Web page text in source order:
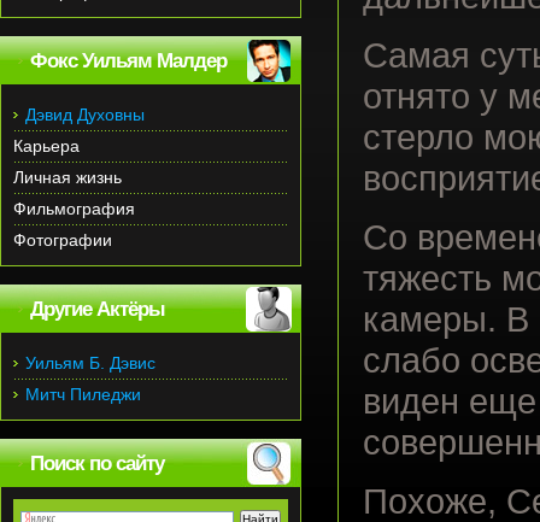
Самая
отнято у
стерло
Со
тяжесть
камеры. В
слабо
виден
Похоже,
Фокс Уильям Малдер
Дэвид Духовны
Карьера
Личная жизнь
Фильмография
Фотографии
Другие Актёры
Уильям Б. Дэвис
Митч Пиледжи
Поиск по сайту